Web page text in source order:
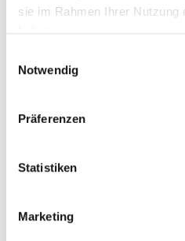
sie im Rahmen Ihrer Nutzung
Notwendig
Präferenzen
Statistiken
Marketing